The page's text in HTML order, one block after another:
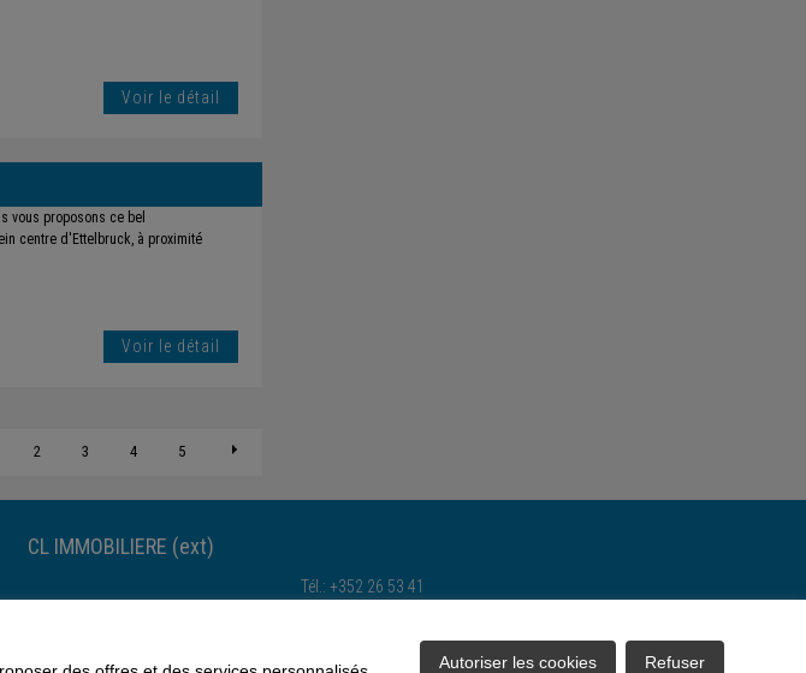
Voir le détail
vous proposons ce bel
centre d'Ettelbruck, à proximité
Voir le détail
2 3 4 5
CL IMMOBILIERE (ext)
Tél.: +352 26 53 41
climmob@pt.lu
Autoriser les cookies Refuser